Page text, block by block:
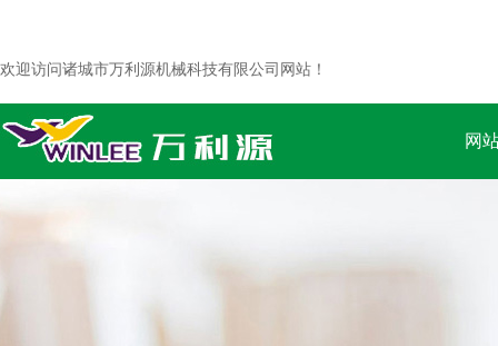
欢迎访问诸城市万利源机械科技有限公司网站！
网